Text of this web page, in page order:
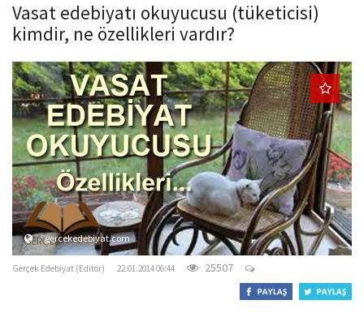
o
n
Vasat edebiyatı okuyucusu (tüketicisi)
kimdir, ne özellikleri vardır?
gercekedebiyat.com
Gerçek Edebiyat (Editör) 22.01.2014 06:44 25507